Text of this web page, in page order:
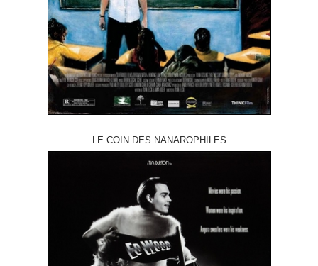
LE COIN DES NANAROPHILES